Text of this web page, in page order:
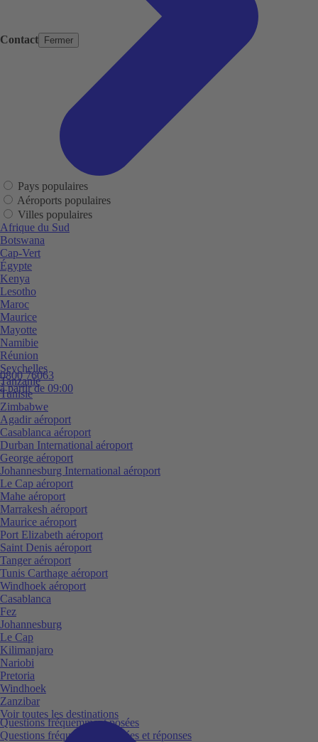
Contact Fermer
0800 76063
à partir de 09:00
Questions fréquemment posées
Questions fréquemment posées et réponses
Pays populaires
Aéroports populaires
Villes populaires
Afrique du Sud
Botswana
Cap-Vert
Égypte
Kenya
Lesotho
Maroc
Maurice
Mayotte
Namibie
Réunion
Seychelles
Tanzanie
Tunisie
Zimbabwe
Agadir aéroport
Casablanca aéroport
Durban International aéroport
George aéroport
Johannesburg International aéroport
Le Cap aéroport
Mahe aéroport
Marrakesh aéroport
Maurice aéroport
Port Elizabeth aéroport
Saint Denis aéroport
Tanger aéroport
Tunis Carthage aéroport
Windhoek aéroport
Casablanca
Fez
Johannesburg
Le Cap
Kilimanjaro
Nariobi
Pretoria
Windhoek
Zanzibar
Voir toutes les destinations